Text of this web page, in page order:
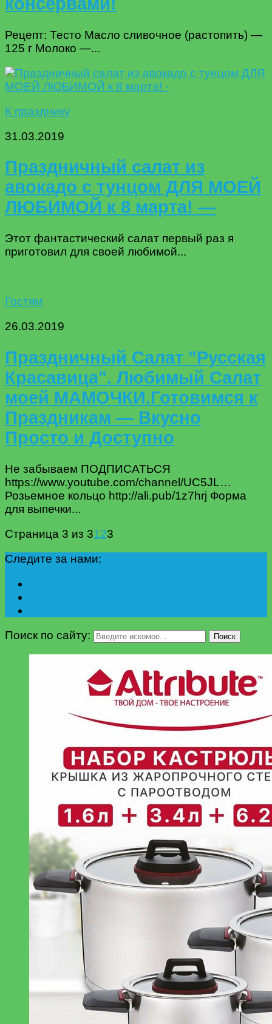
Рецепт: Тесто Масло сливочное (растопить) —
125 г Молоко —...
К празднику
31.03.2019
Праздничный салат из
авокадо с тунцом ДЛЯ МОЕЙ
ЛЮБИМОЙ к 8 марта! —
Этот фантастический салат первый раз я
приготовил для своей любимой...
Гостям
26.03.2019
Праздничный Салат "Русская
Красавица". Любимый Салат
моей МАМОЧКИ.Готовимся к
Праздникам — Вкусно
Просто и Доступно
Не забываем ПОДПИСАТЬСЯ
https://www.youtube.com/channel/UC5JL…
Розьемное кольцо http://ali.pub/1z7hrj Форма
для выпечки...
Страница 3 из 3123
Следите за нами:
Поиск по сайту: Поиск